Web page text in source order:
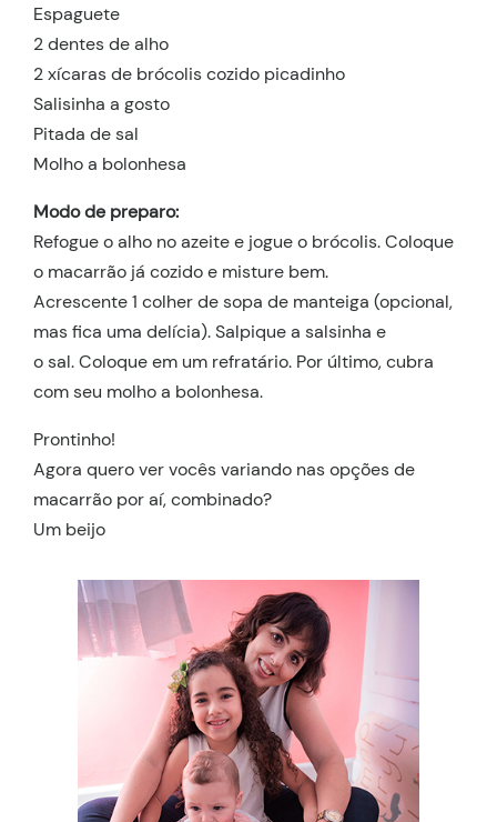
Espaguete
2 dentes de alho
2 xícaras de brócolis cozido picadinho
Salisinha a gosto
Pitada de sal
Molho a bolonhesa
Modo de preparo:
Refogue o alho no azeite e jogue o brócolis. Coloque
o macarrão já cozido e misture bem.
Acrescente 1 colher de sopa de manteiga (opcional,
mas fica uma delícia). Salpique a salsinha e
o sal. Coloque em um refratário. Por último, cubra
com seu molho a bolonhesa.
Prontinho!
Agora quero ver vocês variando nas opções de
macarrão por aí, combinado?
Um beijo